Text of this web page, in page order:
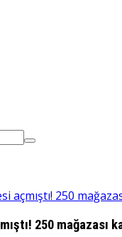
açmıştı! 250
250 mağazası